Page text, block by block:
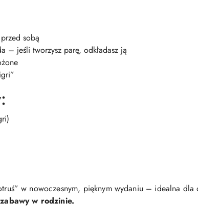
sobą
– jeśli tworzysz parę, odkładasz ją
w nowoczesnym, pięknym wydaniu – idealna
w rodzinie.